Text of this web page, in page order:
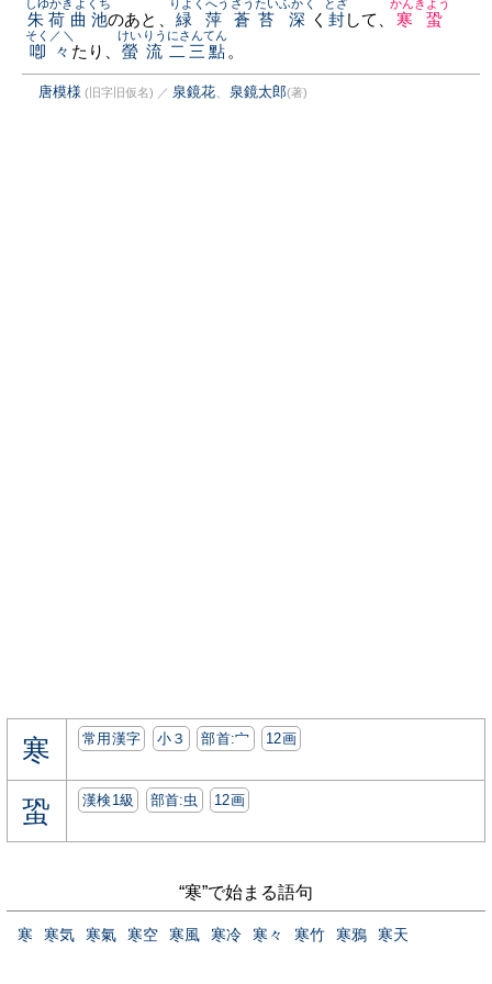
朱荷曲池
しゆかきよくち
のあと、 緑萍
りよくへう
蒼苔
さうたい
深
ふかく
く 封
とざ
して、 寒蛩
かんきよう
喞々
そく／＼
たり、 螢流
けいりう
二三點
にさんてん
。
唐模様 (旧字旧仮名) ／ 泉鏡花、 泉鏡太郎(著)
寒 常用漢字 小３ 部首:⼧ 12画
蛩 漢検1級 部首:⾍ 12画
“寒”で始まる語句
寒 寒気 寒氣 寒空 寒風 寒冷 寒々 寒竹 寒鴉 寒天